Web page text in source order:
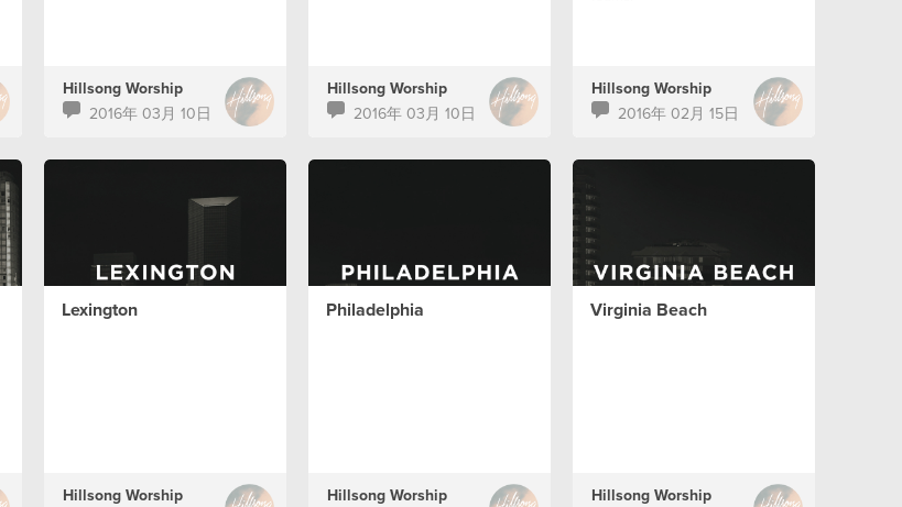
Hillsong Worship
2016年 03月 10日
Hillsong Worship
2016年 03月 10日
Hillsong Worship
2016年 02月 15日
Lexington
Hillsong Worship
Philadelphia
Hillsong Worship
Virginia Beach
Hillsong Worship